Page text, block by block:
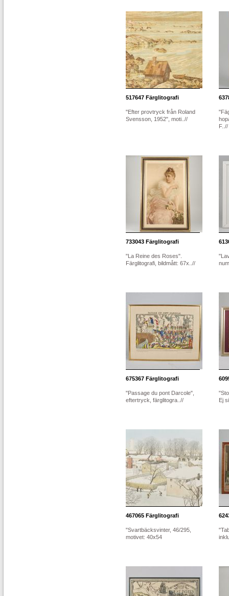
517647 Färglitografi
"Efter provtryck från Roland
Svensson, 1952", moti..//
F..//
733043 Färglitografi
"La Reine des Roses".
Färglitografi, bildmått: 67x..//
675367 Färglitografi
"Passage du pont Darcole",
eftertryck, färglitogra..//
Ej
467065 Färglitografi
"Svartbäcksvinter, 46/295,
motivet: 40x54